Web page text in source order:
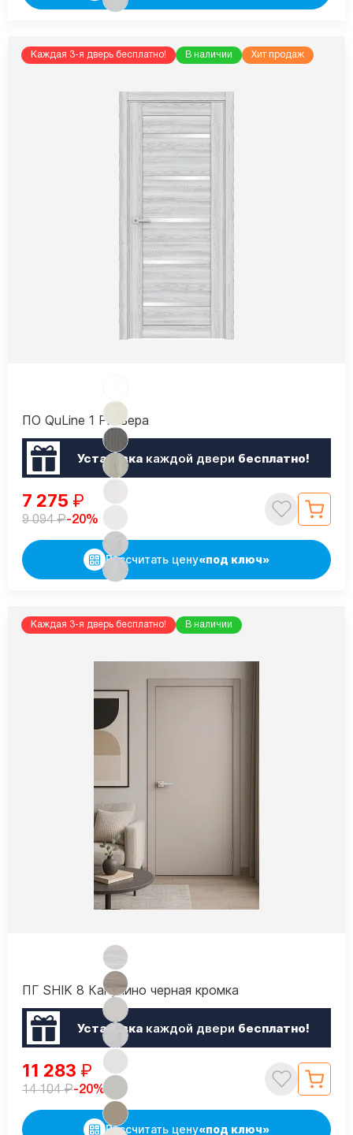
Каждая 3-я дверь бесплатно! В наличии Хит продаж
ПО QuLine 1 Ривьера
Установкакаждой двери бесплатно!
7 275 ₽
9 094₽-20%
Рассчитать цену«под ключ»
Каждая 3-я дверь бесплатно! В наличии
ПГ SHIK 8 Капучино черная кромка
Установкакаждой двери бесплатно!
11 283 ₽
14 104₽-20%
Рассчитать цену«под ключ»